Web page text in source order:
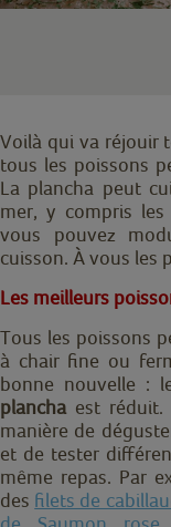
Voilà qui va réjouir
tous les poissons
La plancha peut
mer, y compris
vous pouvez
cuisson. À vous les
Les meilleurs
Tous les poissons
à chair fine ou
bonne nouvelle :
plancha est réduit.
manière de
et de tester
même repas. Par
des filets de